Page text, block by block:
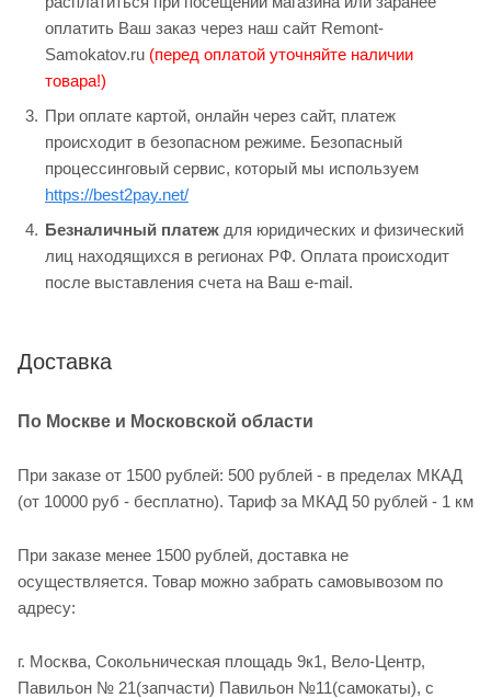
оплатить Ваш заказ через наш сайт Remont-
Samokatov.ru (перед оплатой уточняйте наличии
товара!)
При оплате картой, онлайн через сайт, платеж
происходит в безопасном режиме. Безопасный
процессинговый сервис, который мы используем
https://best2pay.net/
Безналичный платеж для юридических и физический
лиц находящихся в регионах РФ. Оплата происходит
после выставления счета на Ваш e-mail.
Доставка
По Москве и Московской области
При заказе от 1500 рублей: 500 рублей - в пределах МКАД
(от 10000 руб - бесплатно). Тариф за МКАД 50 рублей - 1 км
При заказе менее 1500 рублей, доставка не
осуществляется. Товар можно забрать самовывозом по
адресу:
г. Москва, Сокольническая площадь 9к1, Вело-Центр,
Павильон № 21(запчасти) Павильон №11(cамокаты), с